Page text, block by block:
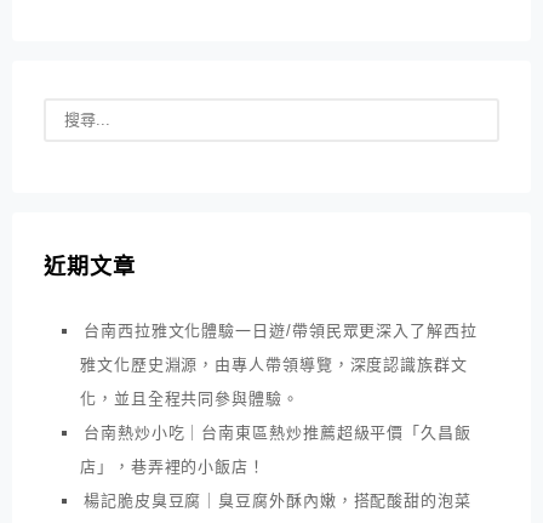
近期文章
台南西拉雅文化體驗一日遊/帶領民眾更深入了解西拉
雅文化歷史淵源，由專人帶領導覽，深度認識族群文
化，並且全程共同參與體驗。
台南熱炒小吃｜台南東區熱炒推薦超級平價「久昌飯
店」，巷弄裡的小飯店！
楊記脆皮臭豆腐｜臭豆腐外酥內嫩，搭配酸甜的泡菜